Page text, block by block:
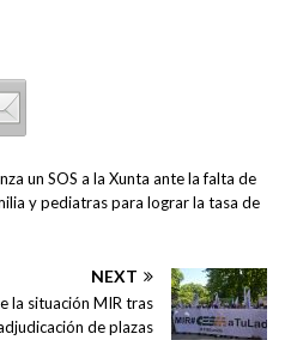
un SOS a la Xunta ante la falta de
y pediatras para lograr la tasa de
NEXT
la situación MIR tras
de plazas